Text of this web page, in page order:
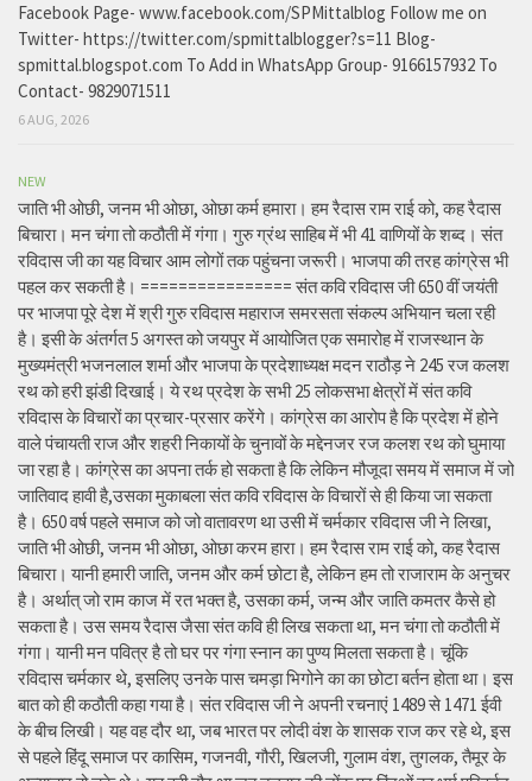
Facebook Page- www.facebook.com/SPMittalblog Follow me on
Twitter- https://twitter.com/spmittalblogger?s=11 Blog-
spmittal.blogspot.com To Add in WhatsApp Group- 9166157932 To
Contact- 9829071511
6 AUG, 2026
NEW
जाति भी ओछी, जनम भी ओछा, ओछा कर्म हमारा। हम रैदास राम राई को, कह रैदास
बिचारा। मन चंगा तो कठौती में गंगा। गुरु ग्रंथ साहिब में भी 41 वाणियों के शब्द। संत
रविदास जी का यह विचार आम लोगों तक पहुंचना जरूरी। भाजपा की तरह कांग्रेस भी
पहल कर सकती है। ================ संत कवि रविदास जी 650 वीं जयंती
पर भाजपा पूरे देश में श्री गुरु रविदास महाराज समरसता संकल्प अभियान चला रही
है। इसी के अंतर्गत 5 अगस्त को जयपुर में आयोजित एक समारोह में राजस्थान के
मुख्यमंत्री भजनलाल शर्मा और भाजपा के प्रदेशाध्यक्ष मदन राठौड़ ने 245 रज कलश
रथ को हरी झंडी दिखाई। ये रथ प्रदेश के सभी 25 लोकसभा क्षेत्रों में संत कवि
रविदास के विचारों का प्रचार-प्रसार करेंगे। कांग्रेस का आरोप है कि प्रदेश में होने
वाले पंचायती राज और शहरी निकायों के चुनावों के मद्देनजर रज कलश रथ को घुमाया
जा रहा है। कांग्रेस का अपना तर्क हो सकता है कि लेकिन मौजूदा समय में समाज में जो
जातिवाद हावी है,उसका मुकाबला संत कवि रविदास के विचारों से ही किया जा सकता
है। 650 वर्ष पहले समाज को जो वातावरण था उसी में चर्मकार रविदास जी ने लिखा,
जाति भी ओछी, जनम भी ओछा, ओछा करम हारा। हम रैदास राम राई को, कह रैदास
बिचारा। यानी हमारी जाति, जनम और कर्म छोटा है, लेकिन हम तो राजाराम के अनुचर
है। अर्थात् जो राम काज में रत भक्त है, उसका कर्म, जन्म और जाति कमतर कैसे हो
सकता है। उस समय रैदास जैसा संत कवि ही लिख सकता था, मन चंगा तो कठौती में
गंगा। यानी मन पवित्र है तो घर पर गंगा स्नान का पुण्य मिलता सकता है। चूंकि
रविदास चर्मकार थे, इसलिए उनके पास चमड़ा भिगोने का का छोटा बर्तन होता था। इस
बात को ही कठौती कहा गया है। संत रविदास जी ने अपनी रचनाएं 1489 से 1471 ईवी
के बीच लिखी। यह वह दौर था, जब भारत पर लोदी वंश के शासक राज कर रहे थे, इस
से पहले हिंदू समाज पर कासिम, गजनवी, गौरी, खिलजी, गुलाम वंश, तुगलक, तैमूर के